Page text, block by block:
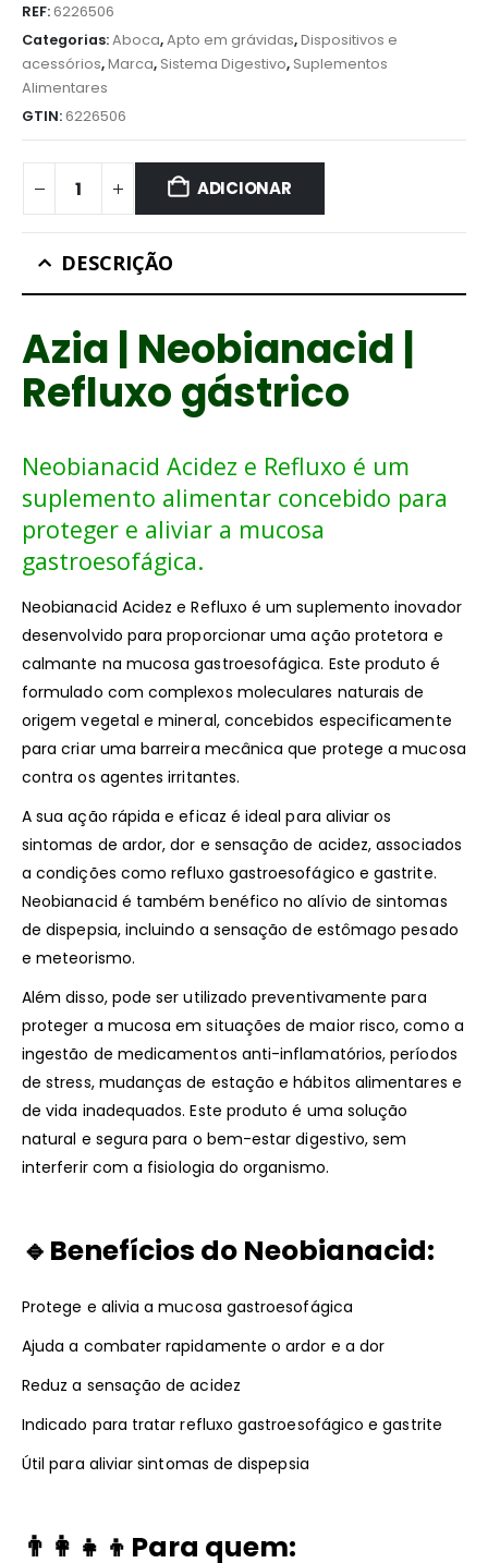
REF:6226506
Categorias:Aboca,Apto em grávidas,Dispositivos e
acessórios,Marca, Sistema Digestivo, Suplementos
Alimentares
GTIN:6226506
ADICIONAR
DESCRIÇÃO
Azia | Neobianacid |
Refluxo gástrico
Neobianacid Acidez e Refluxo é um
suplemento alimentar concebido para
proteger e aliviar a mucosa
gastroesofágica.
Neobianacid Acidez e Refluxo é um suplemento inovador
desenvolvido para proporcionar uma ação protetora e
calmante na mucosa gastroesofágica. Este produto é
formulado com complexos moleculares naturais de
origem vegetal e mineral, concebidos especificamente
para criar uma barreira mecânica que protege a mucosa
contra os agentes irritantes.
A sua ação rápida e eficaz é ideal para aliviar os
sintomas de ardor, dor e sensação de acidez, associados
a condições como refluxo gastroesofágico e gastrite.
Neobianacid é também benéfico no alívio de sintomas
de dispepsia, incluindo a sensação de estômago pesado
e meteorismo.
Além disso, pode ser utilizado preventivamente para
proteger a mucosa em situações de maior risco, como a
ingestão de medicamentos anti-inflamatórios, períodos
de stress, mudanças de estação e hábitos alimentares e
de vida inadequados. Este produto é uma solução
natural e segura para o bem-estar digestivo, sem
interferir com a fisiologia do organismo.
🔹Benefícios do Neobianacid:
Protege e alivia a mucosa gastroesofágica
Ajuda a combater rapidamente o ardor e a dor
Reduz a sensação de acidez
Indicado para tratar refluxo gastroesofágico e gastrite
Útil para aliviar sintomas de dispepsia
👨‍👩‍👧‍👦Para quem: